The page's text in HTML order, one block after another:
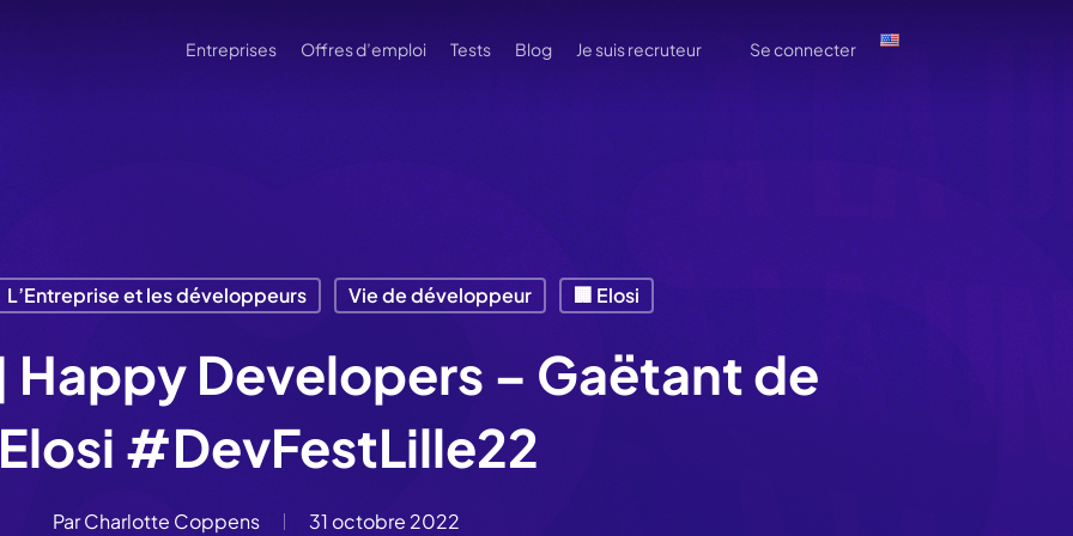
Entreprises Offres d’emploi Tests Blog Je suis recruteur Se connecter
L’Entreprise et les développeurs Vie de développeur 🏢 Elosi
Happy Developers – Gaëtant de
Elosi #DevFestLille22
ParCharlotte Coppens 31 octobre 2022